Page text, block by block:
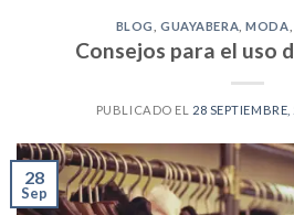
BLOG ,GUAYABERA ,MODA
Consejos para el uso
PUBLICADO EL 28 SEPTIEMBRE,
28
Sep